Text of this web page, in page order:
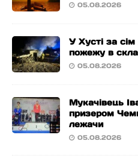
05.08.2026
У Хусті за сім
пожежу в
05.08.2026
Мукачівець
призером
лежачи
05.08.2026